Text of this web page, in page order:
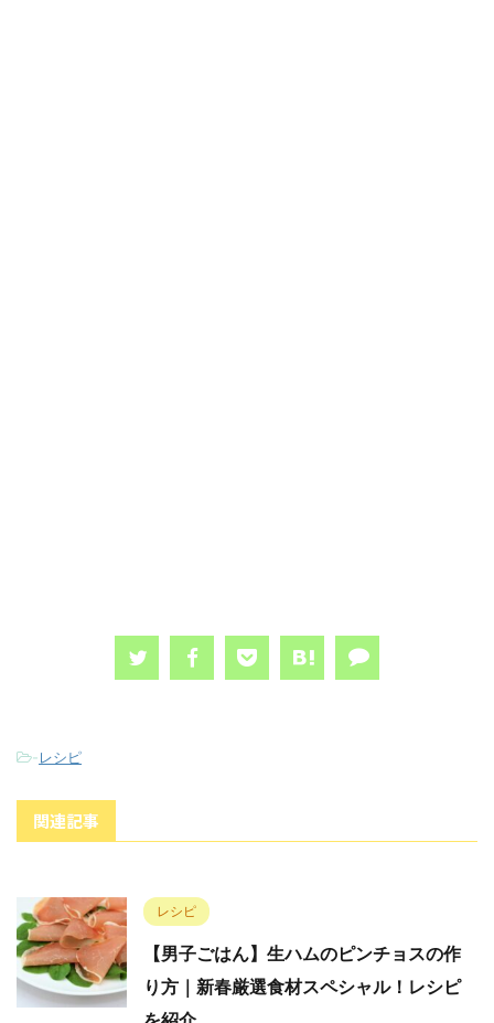
-レシピ
関連記事
レシピ
【男子ごはん】生ハムのピンチョスの作
り方｜新春厳選食材スペシャル！レシピ